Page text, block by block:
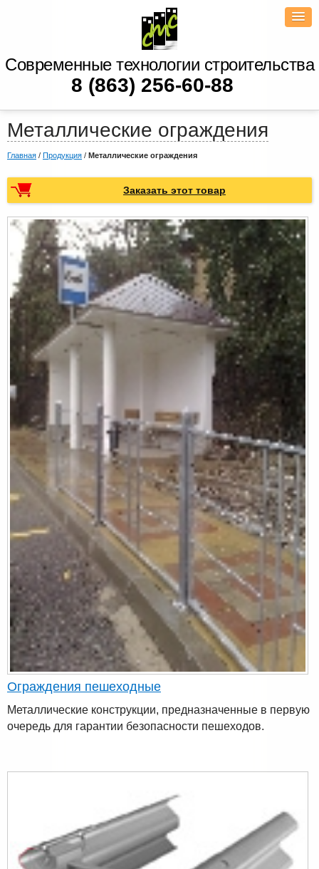
Современные технологии строительства
8 (863) 256-60-88
Металлические ограждения
Главная / Продукция / Металлические ограждения
Заказать этот товар
Ограждения пешеходные
Металлические конструкции, предназначенные в первую
очередь для гарантии безопасности пешеходов.